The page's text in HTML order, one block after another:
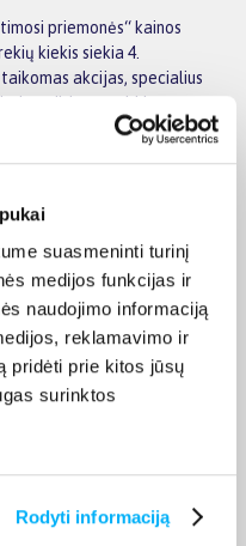
suasmeninti turinį
medijos funkcijas ir
naudojimo informaciją
reklamavimo ir
pridėti prie kitos jūsų
surinktos
Rodyti informaciją
priemonės“ kainos
kiekis siekia 4.
akcijas, specialius
papildomas pirkimo
jūsų poreikius
tinkamą prekę.
priemonės“ pasiūlymus
internetu patogiai.
aprašyme nurodytą
priemonės
šiuo metu